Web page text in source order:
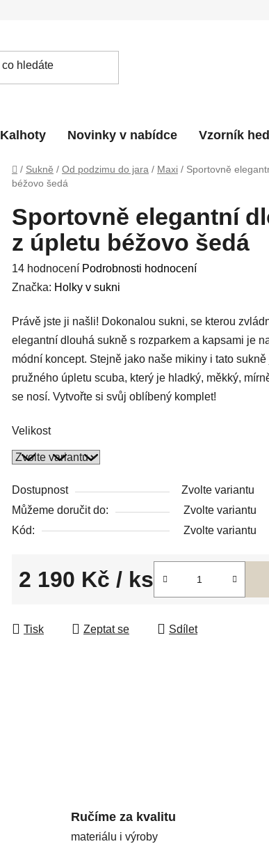
Kalhoty Novinky v nabídce Vzorník
Domů
/ Sukně / Od podzimu do jara / Maxi / Sportovně
béžovo šedá
Sportovně elegantní
z úpletu béžovo šedá
Průměrné
hodnocení
je
3,9
z
5
hvězdiček.
14 hodnocení Podrobnosti hodnocení
Značka: Holky v sukni
Právě jste ji našli! Dokonalou sukni, se kterou
elegantní dlouhá sukně s rozparkem a kapsami je
módní koncept. Stejně jako naše mikiny i tato
pružného úpletu scuba, který je hladký, měkký,
se nosí. Vytvořte si svůj oblíbený komplet!
Velikost
Dostupnost
Zvolte variantu
Můžeme doručit do:
Zvolte variantu
Kód:
Zvolte variantu
2 190 Kč / ks
Tisk Zeptat se Sdílet
Ručíme za kvalitu
materiálu i výroby